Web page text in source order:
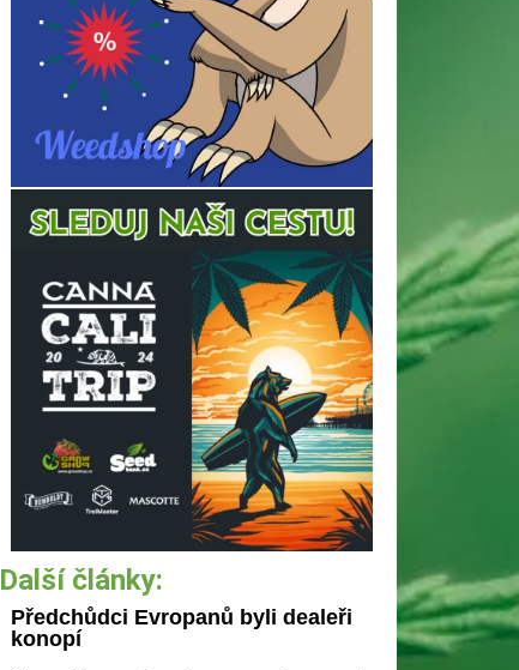
Další články:
Předchůdci Evropanů byli dealeři
konopí